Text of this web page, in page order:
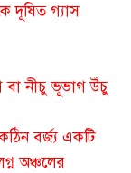
দূষিত গ্যাস
বা নীচু ভূভাগ উঁচু
বর্জ্য একটি
অঞ্চলের